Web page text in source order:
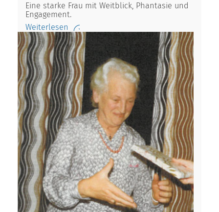
Eine starke Frau mit Weitblick, Phantasie und
Engagement.
Weiterlesen